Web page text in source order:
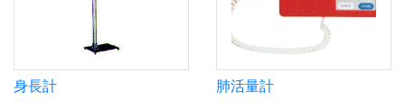
身長計 肺活量計